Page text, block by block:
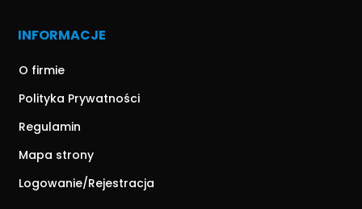
INFORMACJE
O firmie
Polityka Prywatności
Regulamin
Mapa strony
Logowanie/Rejestracja